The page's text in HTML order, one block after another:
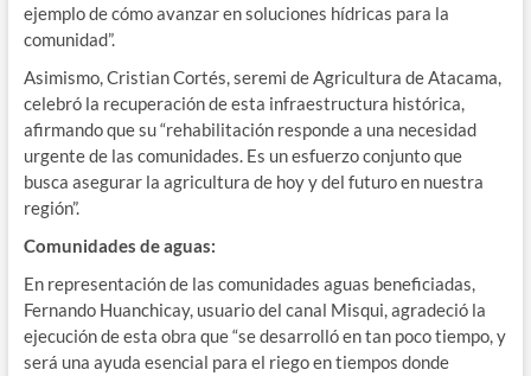
ejemplo de cómo avanzar en soluciones hídricas para la
comunidad”.
Asimismo, Cristian Cortés, seremi de Agricultura de Atacama,
celebró la recuperación de esta infraestructura histórica,
afirmando que su “rehabilitación responde a una necesidad
urgente de las comunidades. Es un esfuerzo conjunto que
busca asegurar la agricultura de hoy y del futuro en nuestra
región”.
Comunidades de aguas:
En representación de las comunidades aguas beneficiadas,
Fernando Huanchicay, usuario del canal Misqui, agradeció la
ejecución de esta obra que “se desarrolló en tan poco tiempo, y
será una ayuda esencial para el riego en tiempos donde